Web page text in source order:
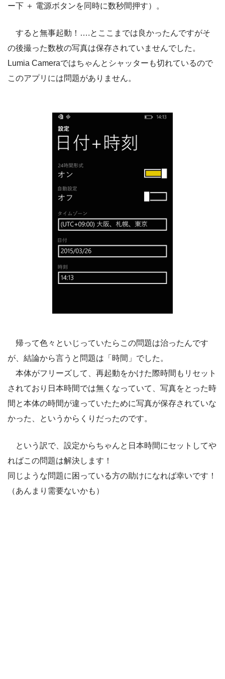
ー下 ＋ 電源ボタンを同時に数秒間押す）。
すると無事起動！….とここまでは良かったんですがそ
の後撮った数枚の写真は保存されていませんでした。
Lumia Cameraではちゃんとシャッターも切れているので
このアプリには問題がありません。
帰って色々といじっていたらこの問題は治ったんです
が、結論から言うと問題は「時間」でした。
本体がフリーズして、再起動をかけた際時間もリセット
されており日本時間では無くなっていて、写真をとった時
間と本体の時間が違っていたために写真が保存されていな
かった、というからくりだったのです。
という訳で、設定からちゃんと日本時間にセットしてや
ればこの問題は解決します！
同じような問題に困っている方の助けになれば幸いです！
（あんまり需要ないかも）